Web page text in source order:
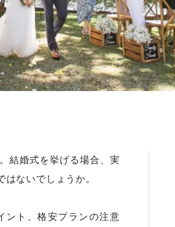
結婚式を挙げる場合、実
ないでしょうか。
ント、格安プランの注意